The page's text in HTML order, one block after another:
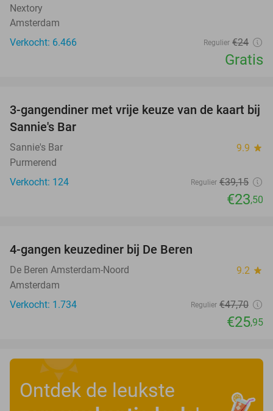
Nextory
Amsterdam
Verkocht: 6.466
Regulier €24
Gratis
40%
3-gangendiner met vrije keuze van de kaart bij
Sannie's Bar
Sannie's Bar 9.9 star
Purmerend
Verkocht: 124
Regulier €39,15
€23,50
4-gangen keuzediner bij De Beren
De Beren Amsterdam-Noord 9.2 star
Amsterdam
Verkocht: 1.734
Regulier €47,70
€25,95
Ontdek de leukste